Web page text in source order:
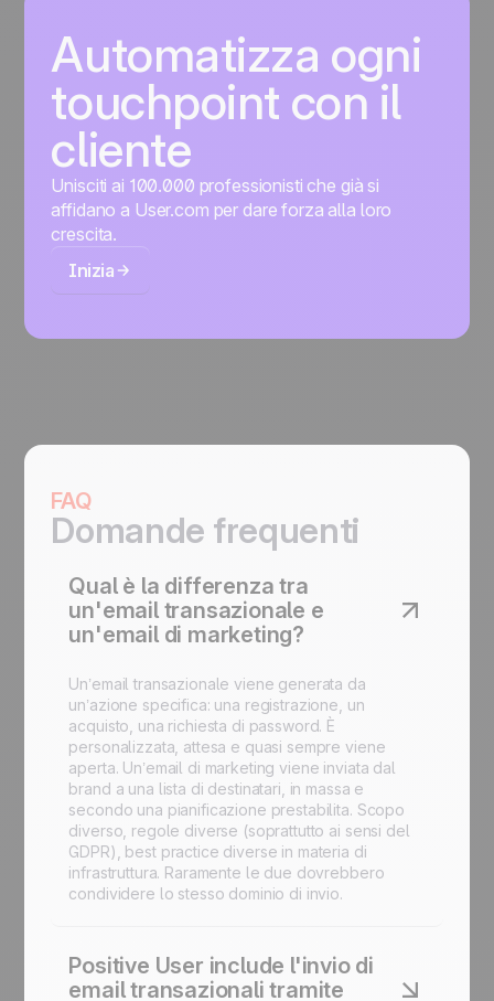
Automatizza ogni
touchpoint con il
cliente
Unisciti ai 100.000 professionisti che già si
affidano a User.com per dare forza alla loro
crescita.
Inizia
FAQ
Domande frequenti
Qual è la differenza tra
un'email transazionale e
un'email di marketing?
Un’email transazionale viene generata da
un’azione specifica: una registrazione, un
acquisto, una richiesta di password. È
personalizzata, attesa e quasi sempre viene
aperta. Un’email di marketing viene inviata dal
brand a una lista di destinatari, in massa e
secondo una pianificazione prestabilita. Scopo
diverso, regole diverse (soprattutto ai sensi del
GDPR), best practice diverse in materia di
infrastruttura. Raramente le due dovrebbero
condividere lo stesso dominio di invio.
Positive User include l'invio di
email transazionali tramite